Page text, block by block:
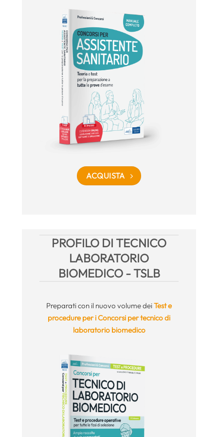
ACQUISTA
PROFILO DI TECNICO
LABORATORIO
BIOMEDICO - TSLB
Preparati con il nuovo volume deiTest e
procedure per i Concorsi per tecnico di
laboratorio biomedico